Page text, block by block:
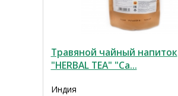
Травяной чайный напиток
"HERBAL TEA" "Са...
Индия